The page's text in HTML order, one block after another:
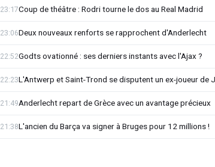
Coup de théâtre : Rodri tourne le dos au Real Madrid
23:17
Deux nouveaux renforts se rapprochent d'Anderlecht
23:06
Godts ovationné : ses derniers instants avec l'Ajax ?
22:52
L'Antwerp et Saint-Trond se disputent un ex-joueur de
22:23
Anderlecht repart de Grèce avec un avantage précieux
21:49
L'ancien du Barça va signer à Bruges pour 12 millions !
21:38